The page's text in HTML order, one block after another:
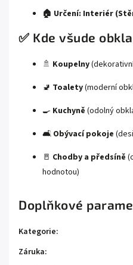
🏠 Určení: Interiér
✅ Kde všude
🚿 Koupelny
🚽 Toalety(moderní
🍳 Kuchyně (odolný
🛋️ Obývací pokoje
🚪 Chodby a předsíně
hodnotou)
Doplňkové
Kategorie:
Záruka: